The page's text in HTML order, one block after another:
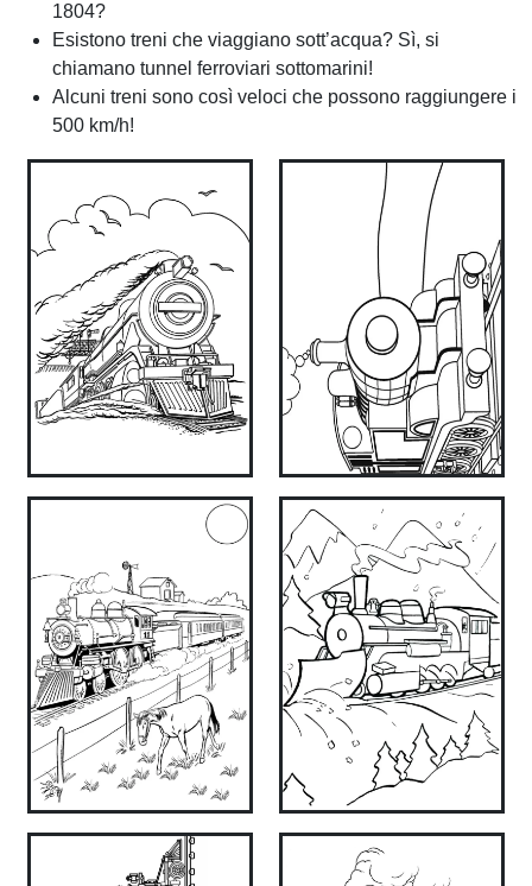
1804?
Esistono treni che viaggiano sott’acqua? Sì, si
chiamano tunnel ferroviari sottomarini!
Alcuni treni sono così veloci che possono raggiungere i
500 km/h!